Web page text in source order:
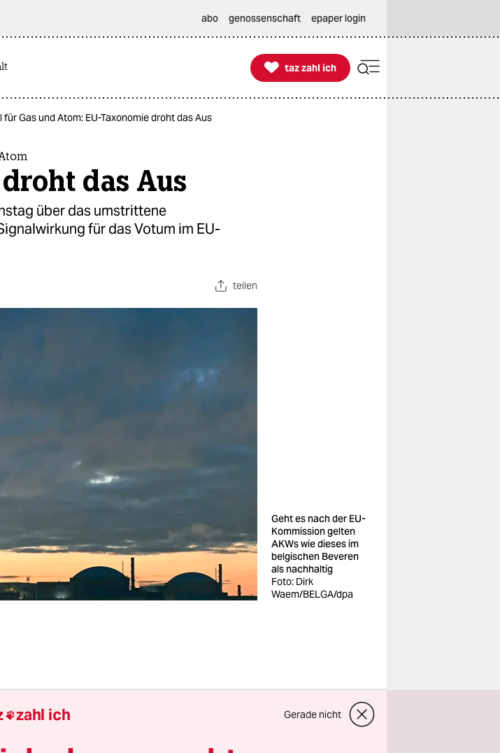
abo genossenschaft epaper login

taz zahl ich
taz zahl ich
Gas und Atom: EU-Taxonomie droht das Aus
das Aus
über das umstrittene
für das Votum im EU-
teilen
Geht es nach der EU-
Kommission gelten
AKWs wie dieses im
belgischen Beveren
als nachhaltig
Foto: Dirk
Waem/BELGA/dpa
Die Abgeordneten könnten das
für Atomkraft und Gas stoppen.
stimmen am Dienstag über die sog.
zahl ich Gerade nicht